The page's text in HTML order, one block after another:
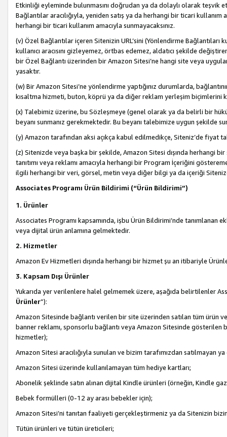
Etkinliği eyleminde bulunmasını doğrudan ya da dolaylı olarak teşvik
Bağlantılar aracılığıyla, yeniden satış ya da herhangi bir ticari
herhangi bir ticari kullanım amacıyla sunmayacaksınız.
(v) Özel Bağlantılar içeren Sitenizin URL’sini (Yönlendirme Bağlantıları
kullanıcı aracısını gizleyemez, örtbas edemez, aldatıcı şekilde
bir Özel Bağlantı üzerinden bir Amazon Sitesi’ne hangi site veya
yasaktır.
(w) Bir Amazon Sitesi’ne yönlendirme yaptığınız durumlarda,
kısaltma hizmeti, buton, köprü ya da diğer reklam yerleşim biçimlerini
(x) Talebimiz üzerine, bu Sözleşmeye (genel olarak ya da belirli bir
beyanı sunmanız gerekmektedir. Bu beyanı talebimize uygun şekilde
(y) Amazon tarafından aksi açıkça kabul edilmedikçe, Siteniz’de fiyat
(z) Sitenizde veya başka bir şekilde, Amazon Sitesi dışında herhangi
tanıtımı veya reklamı amacıyla herhangi bir Program İçeriğini
ilgili herhangi bir veri, görsel, metin veya diğer bilgi ya da içeriği
Associates Programı Ürün Bildirimi (“Ürün Bildirimi”)
1. Ürünler
Associates Programı kapsamında, işbu Ürün Bildirimi’nde
veya dijital ürün anlamına gelmektedir.
2. Hizmetler
Amazon Ev Hizmetleri dışında herhangi bir hizmet şu an itibariyle
3. Kapsam Dışı Ürünler
Yukarıda yer verilenlere halel gelmemek üzere, aşağıda belirtilenler
Ürünler”):
Amazon Sitesinde bağlantı verilen bir site üzerinden satılan tüm ürün
banner reklamı, sponsorlu bağlantı veya Amazon Sitesinde gösterilen
hizmetler);
Amazon Sitesi aracılığıyla sunulan ve bizim tarafımızdan satılmayan
Amazon Sitesi üzerinde kullanılamayan tüm hediye kartları;
Abonelik şeklinde satın alınan dijital Kindle ürünleri (örneğin, Kindle
Bebek formülleri (0-12 ay arası bebekler için);
Amazon Sitesi’ni tanıtan faaliyeti gerçekleştirmeniz ya da Sitenizin
Tütün ürünleri ve tütün üreticileri;